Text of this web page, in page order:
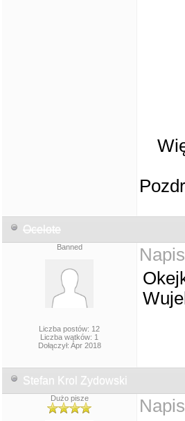
Ocelote
Banned
Liczba postów: 12
Liczba wątków: 1
Dołączył: Apr 2018
Stefan Krol Zydowski
Dużo pisze